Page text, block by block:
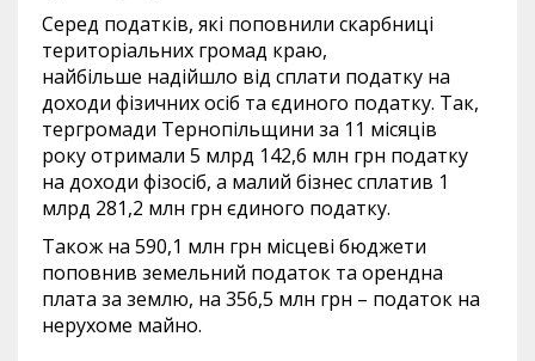
Серед податків, які поповнили скарбниці
територіальних громад краю,
найбільше надійшло від сплати податку на
доходи фізичних осіб та єдиного податку. Так,
тергромади Тернопільщини за 11 місяців
року отримали 5 млрд 142,6 млн грн податку
на доходи фізосіб, а малий бізнес сплатив 1
млрд 281,2 млн грн єдиного податку.
Також на 590,1 млн грн місцеві бюджети
поповнив земельний податок та орендна
плата за землю, на 356,5 млн грн – податок на
нерухоме майно.